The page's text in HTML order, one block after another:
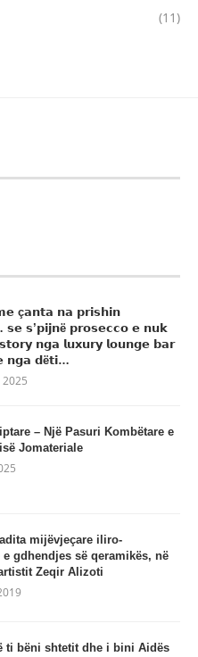
(11)
ç𝗮𝗻𝘁𝗮 𝗻𝗮 𝗽𝗿𝗶𝘀𝗵𝗶𝗻
𝘀’𝗽𝗶𝗷𝗻ë 𝗽𝗿𝗼𝘀𝗲𝗰𝗰𝗼 𝗲 𝗻𝘂𝗸
𝗻𝗴𝗮 𝗹𝘂𝘅𝘂𝗿𝘆 𝗹𝗼𝘂𝗻𝗴𝗲 𝗯𝗮𝗿
𝗱ë𝘁𝗶…
– Një Pasuri Kombëtare e
Jomateriale
mijëvjeçare iliro-
e gdhendjes së qeramikës, në
Zeqir Alizoti
ti bëni shtetit dhe i bini Aidës